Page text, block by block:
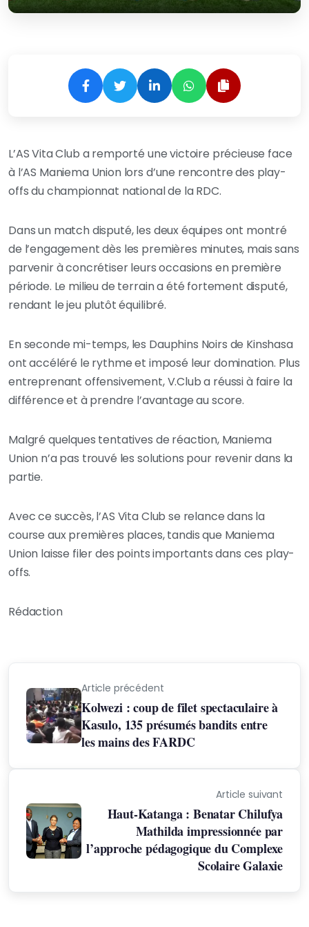
L’AS Vita Club a remporté une victoire précieuse face
à l’AS Maniema Union lors d’une rencontre des play-
offs du championnat national de la RDC.
Dans un match disputé, les deux équipes ont montré
de l’engagement dès les premières minutes, mais sans
parvenir à concrétiser leurs occasions en première
période. Le milieu de terrain a été fortement disputé,
rendant le jeu plutôt équilibré.
En seconde mi-temps, les Dauphins Noirs de Kinshasa
ont accéléré le rythme et imposé leur domination. Plus
entreprenant offensivement, V.Club a réussi à faire la
différence et à prendre l’avantage au score.
Malgré quelques tentatives de réaction, Maniema
Union n’a pas trouvé les solutions pour revenir dans la
partie.
Avec ce succès, l’AS Vita Club se relance dans la
course aux premières places, tandis que Maniema
Union laisse filer des points importants dans ces play-
offs.
Rédaction
Article précédent
Kolwezi : coup de filet spectaculaire à
Kasulo, 135 présumés bandits entre
les mains des FARDC
Article suivant
Haut-Katanga : Benatar Chilufya
Mathilda impressionnée par
l’approche pédagogique du Complexe
Scolaire Galaxie